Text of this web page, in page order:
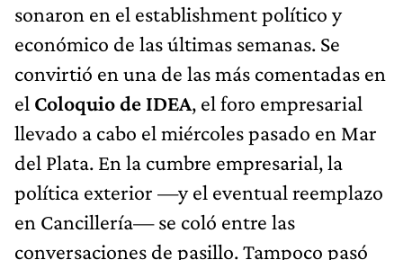
sonaron en el establishment político y
económico de las últimas semanas. Se
convirtió en una de las más comentadas en
el Coloquio de IDEA, el foro empresarial
llevado a cabo el miércoles pasado en Mar
del Plata. En la cumbre empresarial, la
política exterior —y el eventual reemplazo
en Cancillería— se coló entre las
conversaciones de pasillo. Tampoco pasó